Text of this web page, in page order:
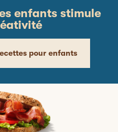
enfants stimule
pour enfants